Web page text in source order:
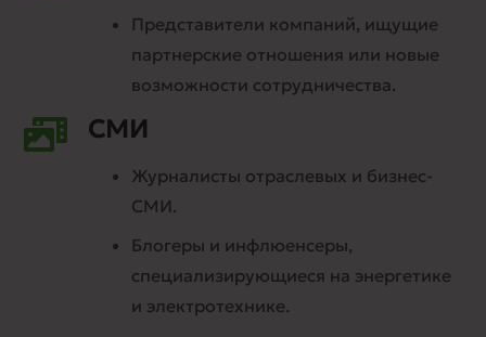
Представители компаний, ищущие
партнерские отношения или новые
возможности сотрудничества.
СМИ
Журналисты отраслевых и бизнес-
СМИ.
Блогеры и инфлюенсеры,
специализирующиеся на энергетике
и электротехнике.